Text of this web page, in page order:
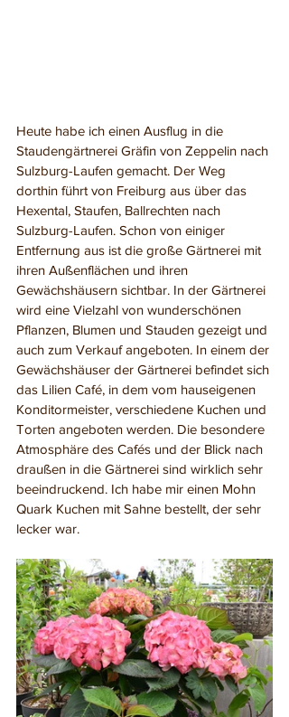
Heute habe ich einen Ausflug in die
Staudengärtnerei Gräfin von Zeppelin nach
Sulzburg-Laufen gemacht. Der Weg
dorthin führt von Freiburg aus über das
Hexental, Staufen, Ballrechten nach
Sulzburg-Laufen. Schon von einiger
Entfernung aus ist die große Gärtnerei mit
ihren Außenflächen und ihren
Gewächshäusern sichtbar. In der Gärtnerei
wird eine Vielzahl von wunderschönen
Pflanzen, Blumen und Stauden gezeigt und
auch zum Verkauf angeboten. In einem der
Gewächshäuser der Gärtnerei befindet sich
das Lilien Café, in dem vom hauseigenen
Konditormeister, verschiedene Kuchen und
Torten angeboten werden. Die besondere
Atmosphäre des Cafés und der Blick nach
draußen in die Gärtnerei sind wirklich sehr
beeindruckend. Ich habe mir einen Mohn
Quark Kuchen mit Sahne bestellt, der sehr
lecker war.